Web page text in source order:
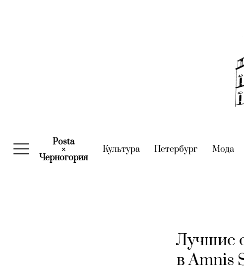
Posta
×
Черногория(current)
Культура(current)
Петербург (current)
Мода
Лучшие
в Amnis